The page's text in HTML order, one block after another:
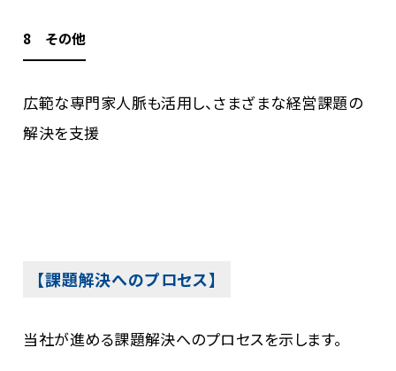
8 その他
広範な専門家人脈も活用し、さまざまな経営課題の
解決を支援
【課題解決へのプロセス】
当社が進める課題解決へのプロセスを示します。